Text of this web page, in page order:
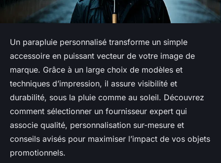
Un parapluie personnalisé transforme un simple
accessoire en puissant vecteur de votre image de
marque. Grâce à un large choix de modèles et
techniques d’impression, il assure visibilité et
durabilité, sous la pluie comme au soleil. Découvrez
comment sélectionner un fournisseur expert qui
associe qualité, personnalisation sur-mesure et
conseils avisés pour maximiser l’impact de vos objets
promotionnels.